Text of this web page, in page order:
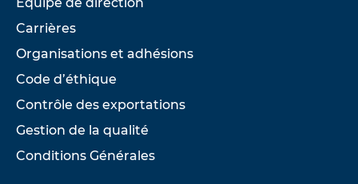
Carrières
Organisations et adhésions
Code d’éthique
Contrôle des exportations
Gestion de la qualité
Conditions Générales